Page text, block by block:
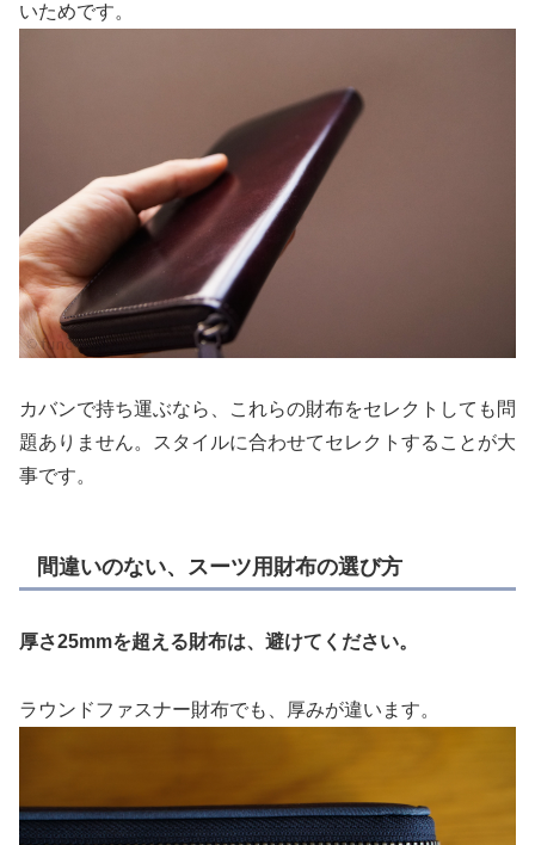
いためです。
カバンで持ち運ぶなら、これらの財布をセレクトしても問
題ありません。スタイルに合わせてセレクトすることが大
事です。
間違いのない、スーツ用財布の選び方
厚さ25mmを超える財布は、避けてください。
ラウンドファスナー財布でも、厚みが違います。